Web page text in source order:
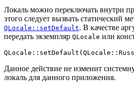
Локаль можно переключать внутри
этого следует вызвать статический
QLocale::setDefault. В качестве
передать экземпляр QLocale или
QLocale:: setDefault
Данное действие не изменит
локаль для данного приложения.